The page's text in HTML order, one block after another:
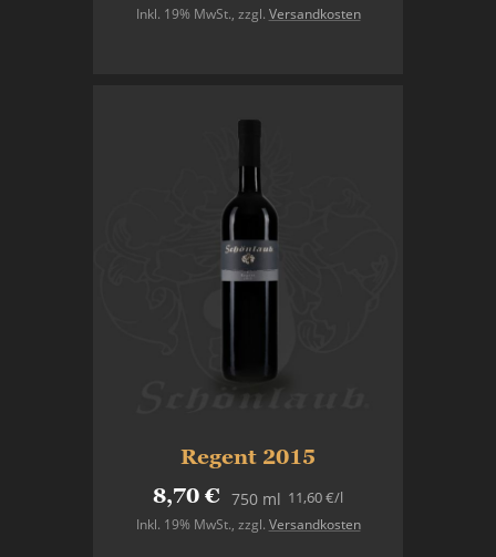
Inkl. 19% MwSt., zzgl. Versandkosten
Regent 2015
8,70 € 750 ml
Inkl. 19% MwSt., zzgl. Versandkosten
11,60 €/l